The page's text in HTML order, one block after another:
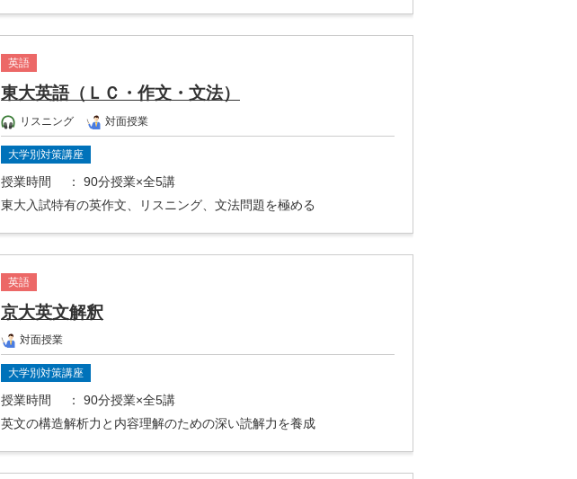
英語
東大英語（ＬＣ・作文・文法）
リスニング 対面授業
大学別対策講座
授業時間
： 90分授業×全5講
東大入試特有の英作文、リスニング、文法問題を極める
英語
京大英文解釈
対面授業
大学別対策講座
授業時間
： 90分授業×全5講
英文の構造解析力と内容理解のための深い読解力を養成